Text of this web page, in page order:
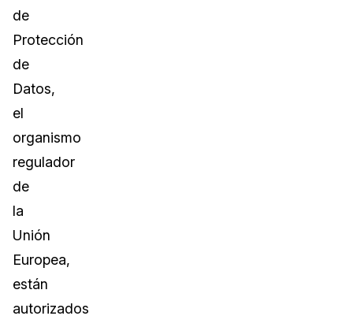
de
Protección
de
Datos,
el
organismo
regulador
de
la
Unión
Europea,
están
autorizados